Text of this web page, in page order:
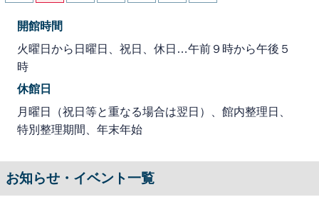
開館時間
火曜日から日曜日、祝日、休日…午前９時から午後５
時
休館日
月曜日（祝日等と重なる場合は翌日）、館内整理日、
特別整理期間、年末年始
お知らせ・イベント一覧